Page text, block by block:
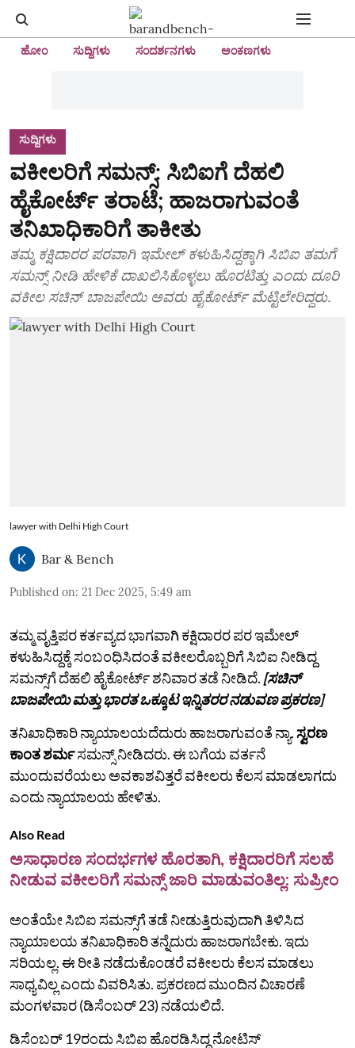
ಹೋಂ ಸುದ್ದಿಗಳು ಸಂದರ್ಶನಗಳು ಅಂಕಣಗಳು
ಸುದ್ದಿಗಳು
ವಕೀಲರಿಗೆ ಸಮನ್ಸ್: ಸಿಬಿಐಗೆ ದೆಹಲಿ
ಹೈಕೋರ್ಟ್ ತರಾಟೆ; ಹಾಜರಾಗುವಂತೆ
ತನಿಖಾಧಿಕಾರಿಗೆ ತಾಕೀತು
ತಮ್ಮ ಕಕ್ಷಿದಾರರ ಪರವಾಗಿ ಇಮೇಲ್ ಕಳುಹಿಸಿದ್ದಕ್ಕಾಗಿ ಸಿಬಿಐ ತಮಗೆ
ಸಮನ್ಸ್ ನೀಡಿ ಹೇಳಿಕೆ ದಾಖಲಿಸಿಕೊಳ್ಳಲು ಹೊರಟಿತ್ತು ಎಂದು ದೂರಿ
ವಕೀಲ ಸಚಿನ್ ಬಾಜಪೇಯಿ ಅವರು ಹೈಕೋರ್ಟ್ ಮೆಟ್ಟಿಲೇರಿದ್ದರು.
lawyer with Delhi High Court
Bar & Bench
Published on: 21 Dec 2025, 5:49 am
ತಮ್ಮ ವೃತ್ತಿಪರ ಕರ್ತವ್ಯದ ಭಾಗವಾಗಿ ಕಕ್ಷಿದಾರರ ಪರ ಇಮೇಲ್‌
ಕಳುಹಿಸಿದ್ದಕ್ಕೆ ಸಂಬಂಧಿಸಿದಂತೆ ವಕೀಲರೊಬ್ಬರಿಗೆ ಸಿಬಿಐ ನೀಡಿದ್ದ
ಸಮನ್ಸ್‌ಗೆ ದೆಹಲಿ ಹೈಕೋರ್ಟ್‌ ಶನಿವಾರ ತಡೆ ನೀಡಿದೆ. [ಸಚಿನ್‌
ಬಾಜಪೇಯಿ ಮತ್ತು ಭಾರತ ಒಕ್ಕೂಟ ಇನ್ನಿತರರ ನಡುವಣ ಪ್ರಕರಣ]
ತನಿಖಾಧಿಕಾರಿ ನ್ಯಾಯಾಲಯದೆದುರು ಹಾಜರಾಗುವಂತೆ ನ್ಯಾ. ಸ್ವರಣ
ಕಾಂತ ಶರ್ಮಸಮನ್ಸ್‌ ನೀಡಿದರು. ಈ ಬಗೆಯ ವರ್ತನೆ
ಮುಂದುವರೆಯಲು ಅವಕಾಶವಿತ್ತರೆ ವಕೀಲರು ಕೆಲಸ ಮಾಡಲಾಗದು
ಎಂದು ನ್ಯಾಯಾಲಯ ಹೇಳಿತು.
Also Read
ಅಸಾಧಾರಣ ಸಂದರ್ಭಗಳ ಹೊರತಾಗಿ, ಕಕ್ಷಿದಾರರಿಗೆ ಸಲಹೆ
ನೀಡುವ ವಕೀಲರಿಗೆ ಸಮನ್ಸ್ ಜಾರಿ ಮಾಡುವಂತಿಲ್ಲ: ಸುಪ್ರೀಂ
ಅಂತೆಯೇ ಸಿಬಿಐ ಸಮನ್ಸ್‌ಗೆ ತಡೆ ನೀಡುತ್ತಿರುವುದಾಗಿ ತಿಳಿಸಿದ
ನ್ಯಾಯಾಲಯ ತನಿಖಾಧಿಕಾರಿ ತನ್ನೆದುರು ಹಾಜರಾಗಬೇಕು. ಇದು
ಸರಿಯಲ್ಲ. ಈ ರೀತಿ ನಡೆದುಕೊಂಡರೆ ವಕೀಲರು ಕೆಲಸ ಮಾಡಲು
ಸಾಧ್ಯವಿಲ್ಲ ಎಂದು ವಿವರಿಸಿತು. ಪ್ರಕರಣದ ಮುಂದಿನ ವಿಚಾರಣೆ
ಮಂಗಳವಾರ (ಡಿಸೆಂಬರ್ 23) ನಡೆಯಲಿದೆ.
ಡಿಸೆಂಬರ್ 19ರಂದು ಸಿಬಿಐ ಹೊರಡಿಸಿದ್ದ ನೋಟಿಸ್